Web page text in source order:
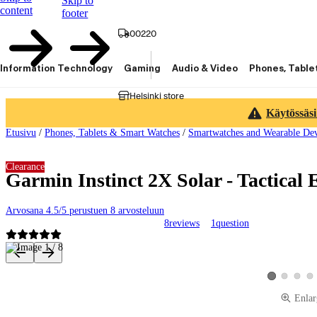
content
footer
00220
Helsinki store
Information Technology Gaming Audio & Video Phones,
Etusivu / Phones, Tablets & Smart Watches / Smartwatches and Wearable
Garmin Instinct 2X Solar - Tactical
Arvosana 4.5/5 perustuen 8 arvosteluun
8reviews 1question
Clearance
Product images and videos
View product
View product
View